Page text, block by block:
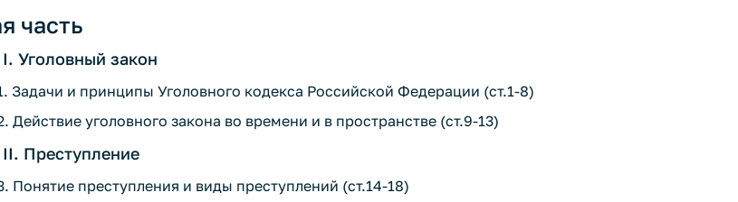
часть
Уголовный закон
Задачи и принципы Уголовного кодекса Российской Федерации (ст.1-8)
Действие уголовного закона во времени и в пространстве (ст.9-13)
Преступление
Понятие преступления и виды преступлений (ст.14-18)